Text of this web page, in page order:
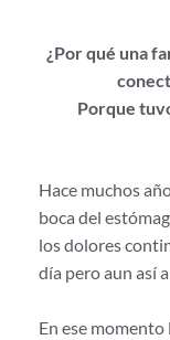
¿Por qué una
Porque
Hace muchos
boca del
los dolores
día pero aun así
En ese momento